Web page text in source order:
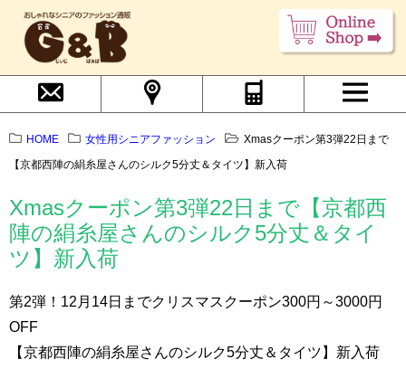
HOME 女性用シニアファッション
Xmasクーポン第3弾22日まで
【京都西陣の絹糸屋さんのシルク5分丈＆タイツ】新入荷
Xmasクーポン第3弾22日まで【京都西
陣の絹糸屋さんのシルク5分丈＆タイ
ツ】新入荷
第2弾！12月14日までクリスマスクーポン300円～3000円
OFF
【京都西陣の絹糸屋さんのシルク5分丈＆タイツ】新入荷